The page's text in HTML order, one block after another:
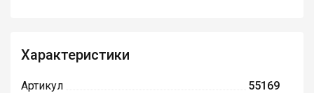
Характеристики
Артикул
55169